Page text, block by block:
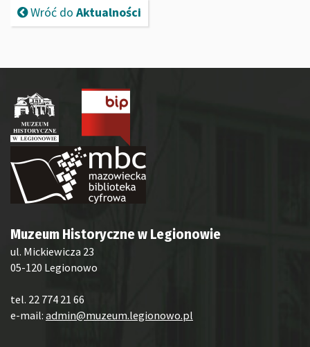
Wróć do Aktualności
Muzeum Historyczne w Legionowie
ul. Mickiewicza 23
05-120 Legionowo
tel. 22 774 21 66
e-mail: admin@muzeum.legionowo.pl